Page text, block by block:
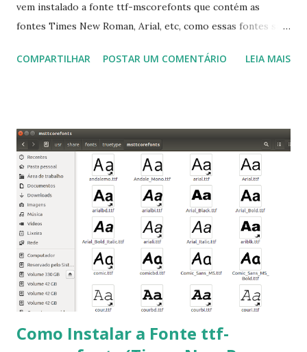
vem instalado a fonte ttf-mscorefonts que contém as
fontes Times New Roman, Arial, etc, como essas fontes são
a Associação Brasileira de Normas Técnicas (ABNT), exige
que contém essas fontes. Ao instalar o GNU/Linux abra o
terminal e execute o comando: $ sudo apt-get install ttf-
mscorefonts-installer Leia os termos de uso e avance
clicando em “Ok” Agora aceite os termos de uso clicando
em “Sim” Pronto agora abra o LibreOffice e veja se as
fontes Times New Roman, Arial estão instaladas. Caso
ocorra algum erro ou precisa reinstalar, execute: $ sudo
apt-get install --reinstall ttf-mscorefonts-installer
COMPARTILHAR POSTAR UM COMENTÁRIO LEIA MAIS
Como Instalar a Fonte ttf-